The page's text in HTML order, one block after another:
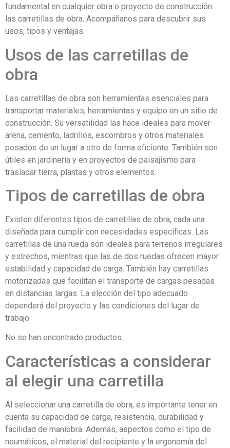
fundamental en cualquier obra o proyecto de construcción:
las carretillas de obra. Acompáñanos para descubrir sus
usos, tipos y ventajas.
Usos de las carretillas de
obra
Las carretillas de obra son herramientas esenciales para
transportar materiales, herramientas y equipo en un sitio de
construcción. Su versatilidad las hace ideales para mover
arena, cemento, ladrillos, escombros y otros materiales
pesados de un lugar a otro de forma eficiente. También son
útiles en jardinería y en proyectos de paisajismo para
trasladar tierra, plantas y otros elementos.
Tipos de carretillas de obra
Existen diferentes tipos de carretillas de obra, cada una
diseñada para cumplir con necesidades específicas. Las
carretillas de una rueda son ideales para terrenos irregulares
y estrechos, mientras que las de dos ruedas ofrecen mayor
estabilidad y capacidad de carga. También hay carretillas
motorizadas que facilitan el transporte de cargas pesadas
en distancias largas. La elección del tipo adecuado
dependerá del proyecto y las condiciones del lugar de
trabajo.
No se han encontrado productos.
Características a considerar
al elegir una carretilla
Al seleccionar una carretilla de obra, es importante tener en
cuenta su capacidad de carga, resistencia, durabilidad y
facilidad de maniobra. Además, aspectos como el tipo de
neumáticos, el material del recipiente y la ergonomía del